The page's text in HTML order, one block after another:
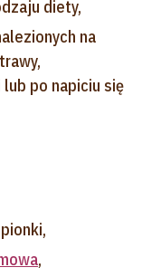
diety,
na
po napiciu się
,